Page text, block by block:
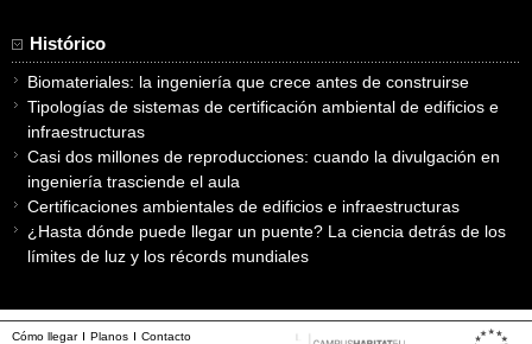
Histórico
Biomateriales: la ingeniería que crece antes de construirse
Tipologías de sistemas de certificación ambiental de edificios e
infraestructuras
Casi dos millones de reproducciones: cuando la divulgación en
ingeniería trasciende el aula
Certificaciones ambientales de edificios e infraestructuras
¿Hasta dónde puede llegar un puente? La ciencia detrás de los
límites de luz y los récords mundiales
Cómo llegar Planos
Contacto